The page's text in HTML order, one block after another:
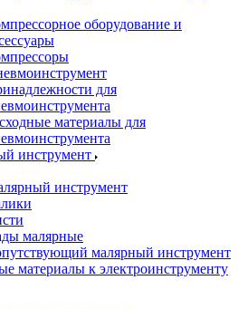
оборудование и
для
материалы для
инструмент
инструмент
малярные
малярный инструмент
материалы к электроинструменту